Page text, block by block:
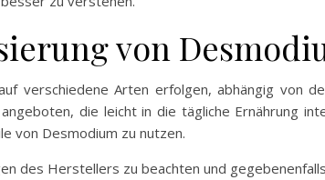
von
verschiedene Arten erfolgen, abhängig von
die leicht in die tägliche Ernährung
von Desmodium zu nutzen.
des Herstellers zu beachten und